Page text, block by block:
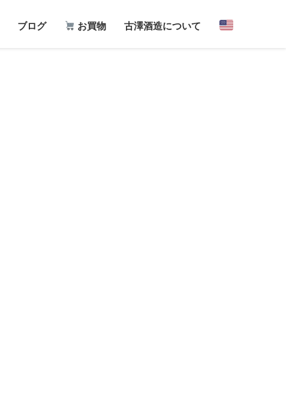
ブログ お買物 古澤酒造について